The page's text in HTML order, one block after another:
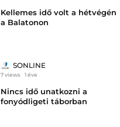
Kellemes idő volt a hétvégén
a Balatonon
SONLINE
7 views 1 éve
Nincs idő unatkozni a
fonyódligeti táborban